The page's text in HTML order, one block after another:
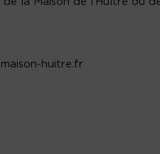
huitre.fr